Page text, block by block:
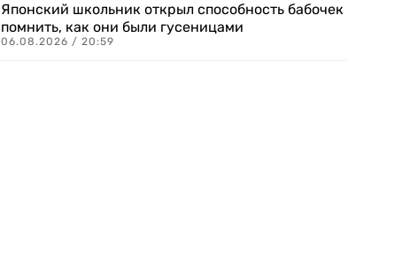
Японский школьник открыл способность бабочек
помнить, как они были гусеницами
06.08.2026 / 20:59